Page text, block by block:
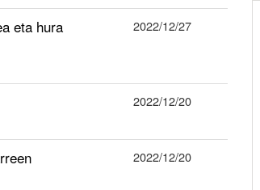
eta hura
2022/12/27
2022/12/20
2022/12/20